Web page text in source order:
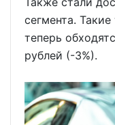
сегмента.
теперь
рублей (-3%).